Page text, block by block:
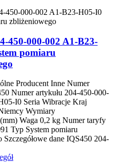
450-000-002 A1-B23-
pomiaru
Producent Inne Numer
Numer artykułu 204-450-000-
I0 Seria Wibracje Kraj
Wymiary
Waga 0,2 kg Numer taryfy
Typ System pomiaru
Szczegółowe dane IQS450 204-